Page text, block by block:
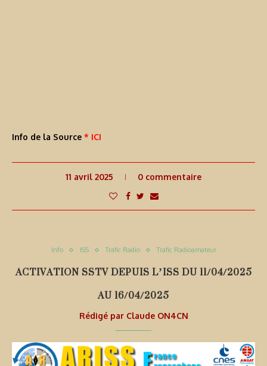
Info de la Source * ICI
11 avril 2025 0 commentaire
Info ISS Trafic Radio Trafic Radioamateur
ACTIVATION SSTV DEPUIS L’ISS DU 11/04/2025
AU 16/04/2025
Rédigé par Claude ON4CN